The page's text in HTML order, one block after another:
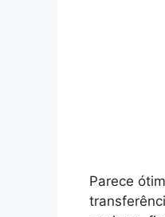
Parece